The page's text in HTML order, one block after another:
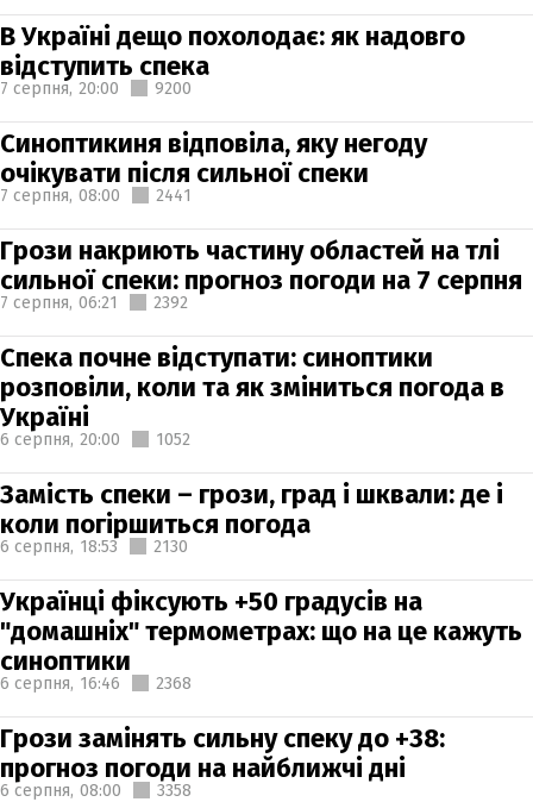
В Україні дещо похолодає: як надовго
відступить спека
7 серпня, 20:00 9200
Синоптикиня відповіла, яку негоду
очікувати після сильної спеки
7 серпня, 08:00 2441
Грози накриють частину областей на тлі
сильної спеки: прогноз погоди на 7 серпня
7 серпня, 06:21 2392
Спека почне відступати: синоптики
розповіли, коли та як зміниться погода в
Україні
6 серпня, 20:00 1052
Замість спеки – грози, град і шквали: де і
коли погіршиться погода
6 серпня, 18:53 2130
Українці фіксують +50 градусів на
"домашніх" термометрах: що на це кажуть
синоптики
6 серпня, 16:46 2368
Грози замінять сильну спеку до +38:
прогноз погоди на найближчі дні
6 серпня, 08:00 3358